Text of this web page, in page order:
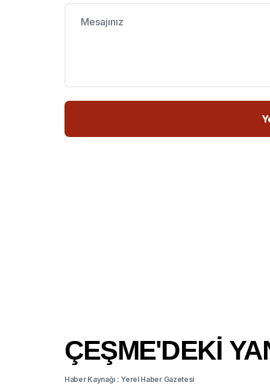
ÇEŞME'DEKİ
Haber Kaynağı : Yerel Haber Gazetesi